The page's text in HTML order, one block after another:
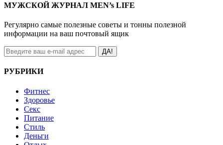
МУЖСКОЙ ЖУРНАЛ MEN’s LIFE
Регулярно самые полезные советы и тонны полезной
информации на ваш почтовый ящик
ДА!
РУБРИКИ
Фитнес
Здоровье
Секс
Питание
Стиль
Деньги